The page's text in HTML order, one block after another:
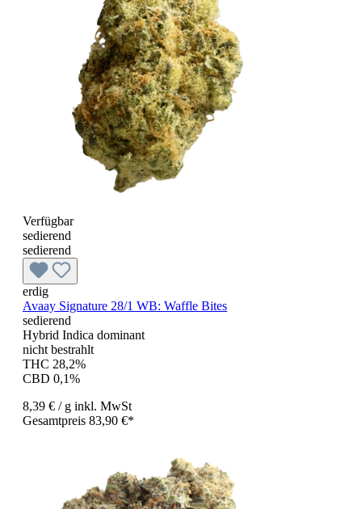
Verfügbar
sedierend
sedierend
erdig
Avaay Signature 28/1 WB: Waffle Bites
sedierend
Hybrid Indica dominant
nicht bestrahlt
THC 28,2%
CBD 0,1%
8,39 € / g inkl. MwSt
Gesamtpreis 83,90 €*